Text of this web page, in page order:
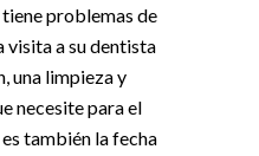
tiene problemas de
visita a su dentista
una limpieza y
necesite para el
también la fecha